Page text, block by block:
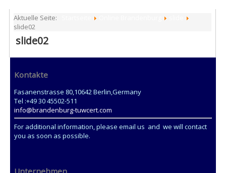
Aktuelle Seite:
slide02
slide02
Kontakte
Fasanenstrasse 80,10642 Berlin,Germany
Tel :+49 30 45502-511
info@brandenburg-tuwcert.com
For additional information, please email us and we will contact
you as soon as possible.